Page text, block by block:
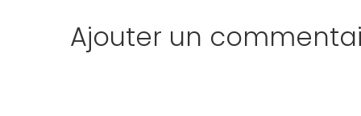
Ajouter un